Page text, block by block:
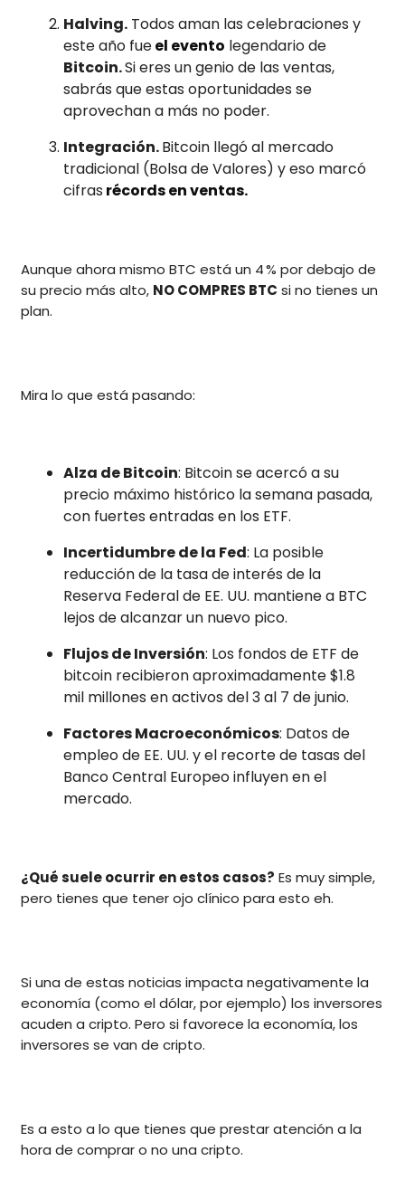
Halving. Todos aman las celebraciones y
este año fueel evento legendario de
Bitcoin.Si eres un genio de las ventas,
sabrás que estas oportunidades se
aprovechan a más no poder.
Integración.Bitcoin llegó al mercado
tradicional (Bolsa de Valores) y eso marcó
cifras récords en ventas.
Aunque ahora mismo BTC está un 4 % por debajo de
su precio más alto, NO COMPRES BTC si no tienes un
plan.
Mira lo que está pasando:
Alza de Bitcoin: Bitcoin se acercó a su
precio máximo histórico la semana pasada,
con fuertes entradas en los ETF.
Incertidumbre de la Fed: La posible
reducción de la tasa de interés de la
Reserva Federal de EE. UU. mantiene a BTC
lejos de alcanzar un nuevo pico.
Flujos de Inversión: Los fondos de ETF de
bitcoin recibieron aproximadamente $1.8
mil millones en activos del 3 al 7 de junio.
Factores Macroeconómicos: Datos de
empleo de EE. UU. y el recorte de tasas del
Banco Central Europeo influyen en el
mercado.
¿Qué suele ocurrir en estos casos? Es muy simple,
pero tienes que tener ojo clínico para esto eh.
Si una de estas noticias impacta negativamente la
economía (como el dólar, por ejemplo) los inversores
acuden a cripto. Pero si favorece la economía, los
inversores se van de cripto.
Es a esto a lo que tienes que prestar atención a la
hora de comprar o no una cripto.